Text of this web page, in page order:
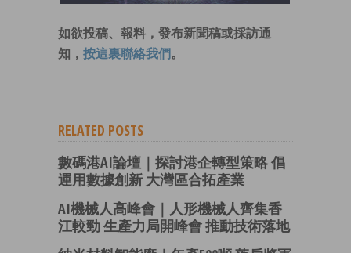
如欲投稿、報料，發布新聞稿或採訪通
知， 按這裏聯絡我們 。
RELATED POSTS
數碼港AI論壇｜探討港企轉型策略 倡
運用數據創新 大灣區合拓產業
AI機械人高峰會｜人形機械人齊集香
江較勁 生產力局開峰會 推動技術落地